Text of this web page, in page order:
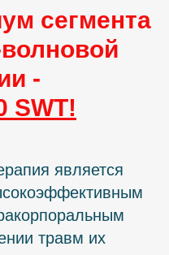
сегмента
-
SWT!
является
травм их